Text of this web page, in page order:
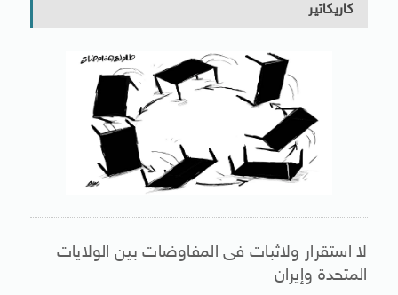
كاريكاتير
لا استقرار ولاثبات فى المفاوضات بين الولايات
المتحدة وإيران